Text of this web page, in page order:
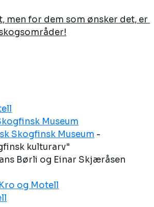
men for dem som ønsker det, er
Museum
Skogfinsk Museum -
kulturarv"
Børli og Einar Skjæråsen
og Motell